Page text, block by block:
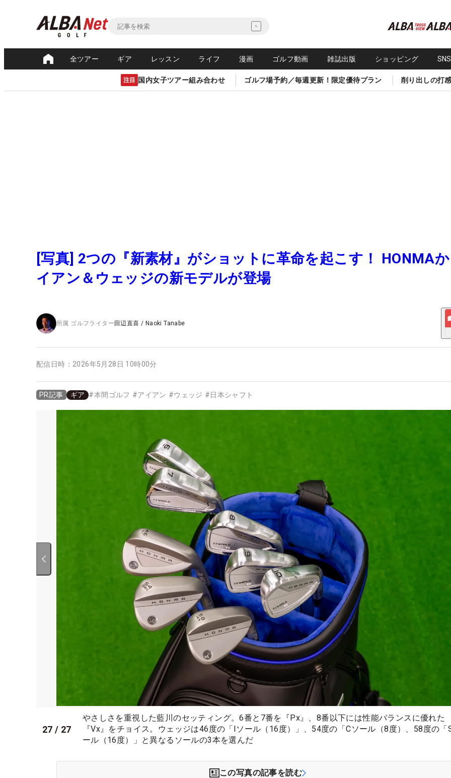
全ツアー ギア レッスン ライフ 漫画 ゴルフ動画 雑誌出版 ショッピング
注目 国内女子ツアー組み合わせ ゴルフ場予約／毎週更新！限定優待プラン 削り出しの打
[写真] 2つの『新素材』がショットに革命を起こす！ HONMA
イアン＆ウェッジの新モデルが登場
所属 ゴルフライター 田辺直喜 / Naoki Tanabe
配信日時： 2026年5月28日 10時00分
PR記事 ギア #本間ゴルフ #アイアン #ウェッジ #日本シャフト
27 / 27
やさしさを重視した藍川のセッティング。6番と7番を『Px』、8番以下には性能バランスに優れた
『Vx』をチョイス。ウェッジは46度の「Iソール（16度）」、54度の「Cソール（8度）、58度の「
ール（16度）」と異なるソールの3本を選んだ
この写真の記事を読む